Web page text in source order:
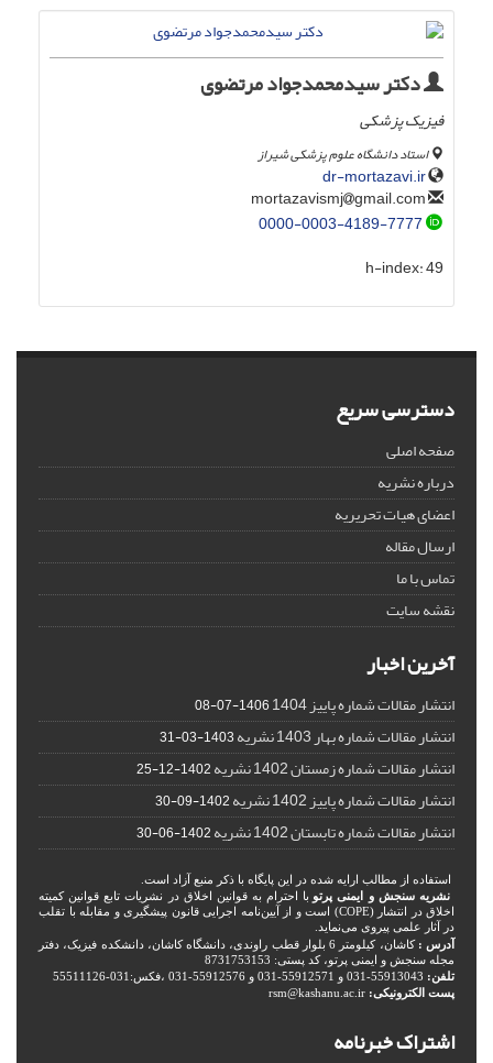
دکتر سیدمحمدجواد مرتضوی
فیزیک پزشکی
استاد دانشگاه علوم پزشکی شیراز
dr-mortazavi.ir
gmail.com
0000-0003-4189-7777
h-index:49
دسترسی سریع
صفحه اصلی
درباره نشریه
اعضای هیات تحریریه
ارسال مقاله
تماس با ما
نقشه سایت
آخرین اخبار
انتشار مقالات شماره پاییز 1404 1406-07-08
انتشار مقالات شماره بهار 1403 نشریه 1403-03-31
انتشار مقالات شماره زمستان 1402 نشریه 1402-12-25
انتشار مقالات شماره پاییز 1402 نشریه 1402-09-30
انتشار مقالات شماره تابستان 1402 نشریه 1402-06-30
استفاده از مطالب ارایه شده در این پایگاه با ذکر منبع آزاد است.
نشریه سنجش و ایمنی پرتو با احترام به قوانین اخلاق در نشریات تابع قوانین کمیته
اخلاق در انتشار (COPE) است و از آیین‌نامه اجرایی قانون پیشگیری و مقابله با تقلب
در آثار علمی پیروی می‌نماید.
آدرس :
کاشان، کیلومتر 6 بلوار قطب راوندی، دانشگاه کاشان، دانشکده فیزیک، دفتر
مجله سنجش و ایمنی پرتو، کد پستی: 8731753153
تلفن:
پست الکترونیکی: rsm@kashanu.ac.ir
اشتراک خبرنامه